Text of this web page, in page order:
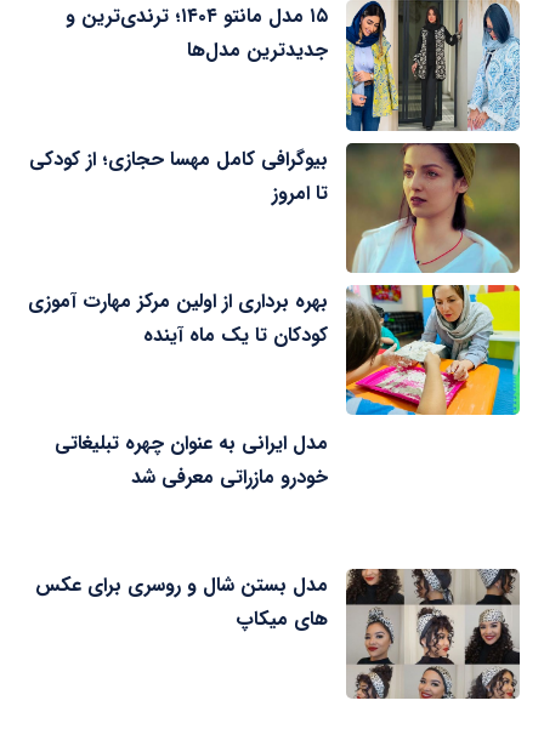
۱۵ مدل مانتو ۱۴۰۴؛ ترندی‌ترین و
جدیدترین مدل‌ها
بیوگرافی کامل مهسا حجازی؛ از کودکی
تا امروز
بهره برداری از اولین مرکز مهارت آموزی
کودکان تا یک ماه آینده
مدل ایرانی به عنوان چهره تبلیغاتی
خودرو مازراتی معرفی شد
مدل بستن شال و روسری برای عکس
های میکاپ